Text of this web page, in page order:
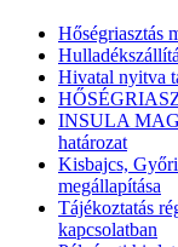
Hőségriasztás
Hivatal nyitva
INSULA
határozat
Kisbajcs,
megállapítása
Tájékoztatás
kapcsolatban